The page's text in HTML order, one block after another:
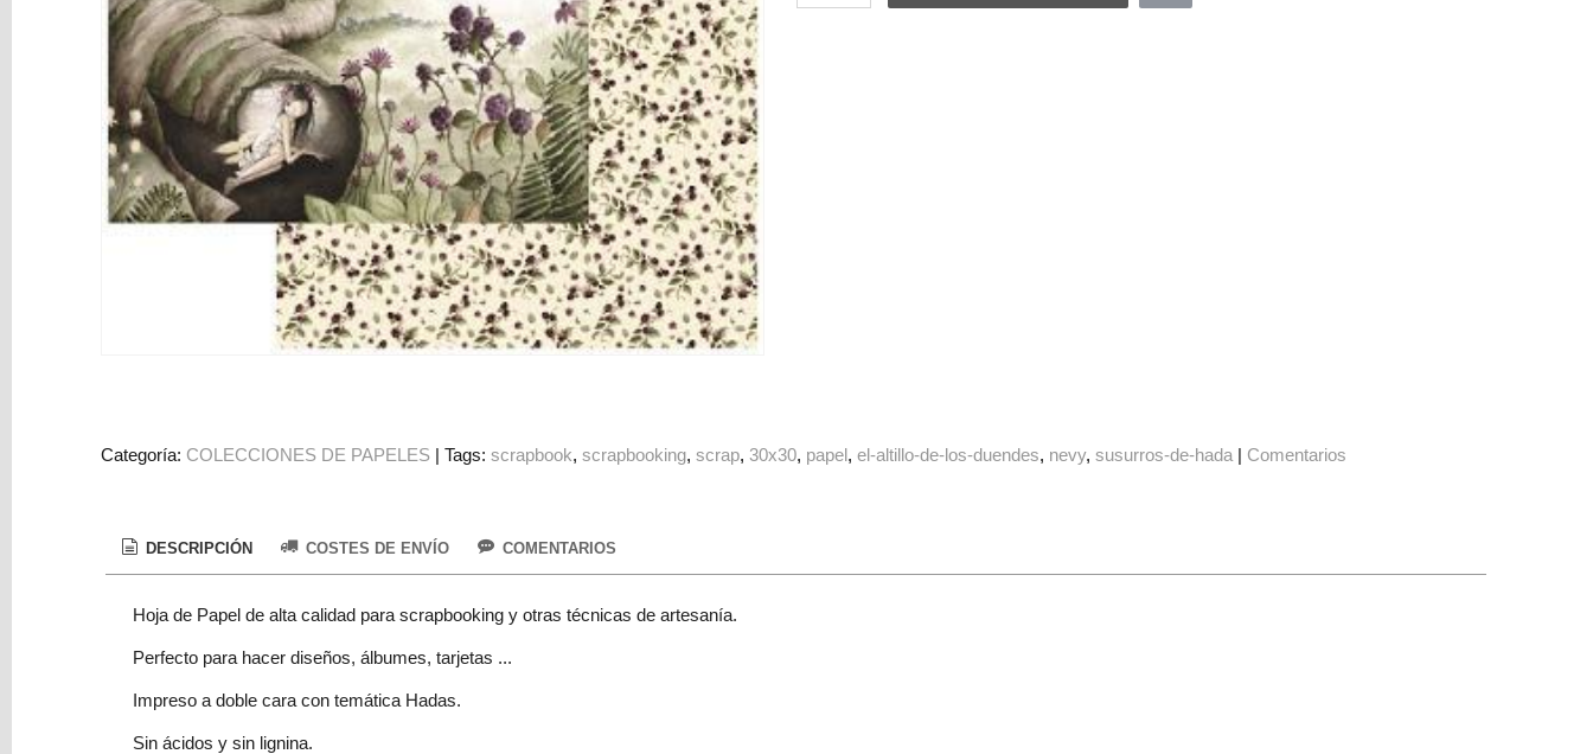
Novedades
NAVIDAD
Papelería
Herramientas
Liquidación
Scrapbooking
DECORACION
Categoría: COLECCIONES DE PAPELES |Tags:scrapbook scrapbooking scrap 30x30 papel el-altillo-de-los-duendes nevy susurros-de-hada | Comentarios
DESCRIPCIÓN COSTES DE ENVÍO COMENTARIOS
Hoja de Papel de alta calidad para scrapbooking y otras técnicas de artesanía.
Perfecto para hacer diseños, álbumes, tarjetas ...
Impreso a doble cara con temática Hadas.
Sin ácidos y sin lignina.